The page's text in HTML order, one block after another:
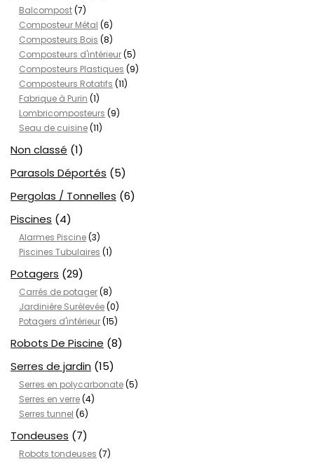
Balcompost(7)
Composteur Métal (6)
Composteurs Bois (8)
Composteurs d'intérieur(5)
Composteurs Plastiques (9)
Composteurs Rotatifs (11)
Fabrique à Purin (1)
Lombricomposteurs (9)
Seau de cuisine(11)
Non classé (1)
Parasols Déportés (5)
Pergolas / Tonnelles (6)
Piscines (4)
Alarmes Piscine(3)
Piscines Tubulaires (1)
Potagers (29)
Carrés de potager(8)
Jardinière Surélevée(0)
Potagers d'intérieur(15)
Robots De Piscine (8)
Serres de jardin (15)
Serres en polycarbonate(5)
Serres en verre(4)
Serres tunnel (6)
Tondeuses (7)
Robots tondeuses (7)